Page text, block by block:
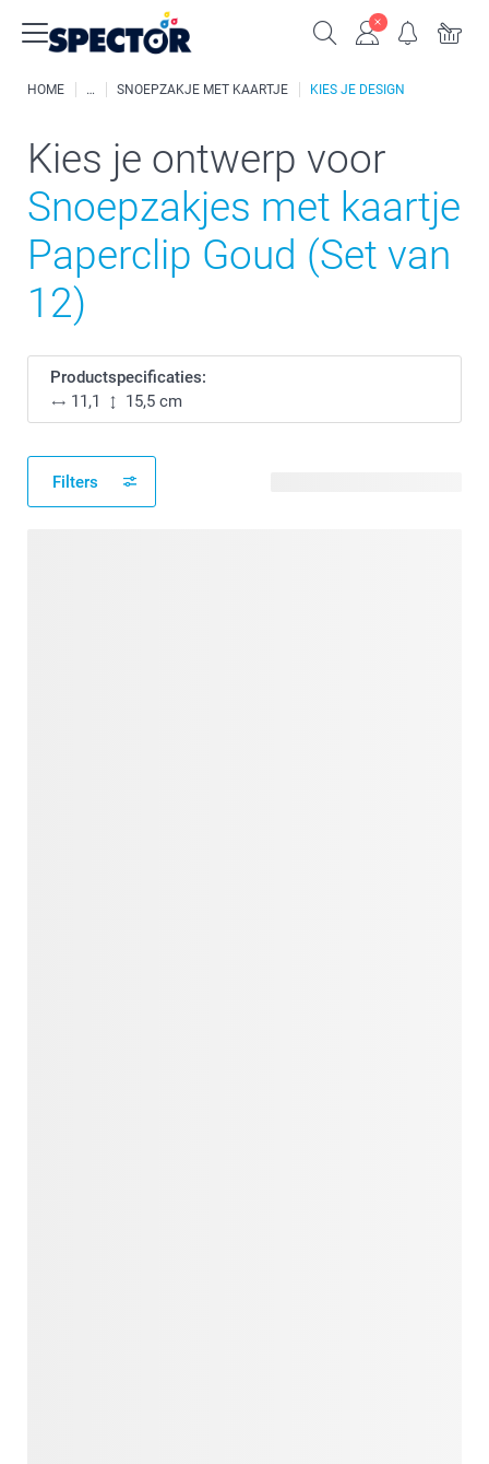
HOME SNOEPZAKJE MET KAARTJE KIES JE DESIGN
Kies je ontwerp voor
Snoepzakjes met kaartje
Paperclip Goud (Set van
12)
Productspecificaties:
11,1
15,5 cm
Filters